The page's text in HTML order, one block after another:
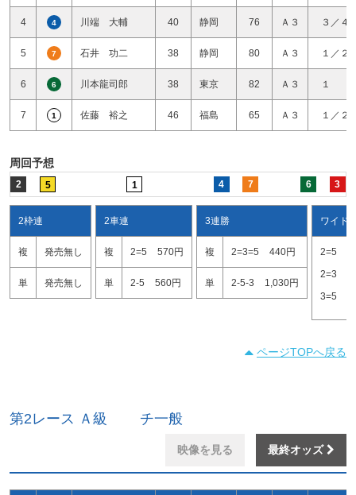
4 4 川端 大輔 40 静岡 76 Ａ３ ３／４
5 7 石井 功二 38 静岡 80 Ａ３ １／２
6 6 川本龍司郎 38 東京 82 Ａ３ １
7 1 佐藤 裕之 46 福島 65 Ａ３ １／２
周回予想
2 5 1 4 7 6 3
2枠連
複 発売無し
単 発売無し
2車連
複 2=5 570円
単 2-5 560円
3連勝
複 2=3=5 440円
単 2-5-3 1,030円
ワイド
2=5
2=3
3=5
ページTOPへ戻る
第2レース Ａ級 チ一般
映像を見る 最終オッズ